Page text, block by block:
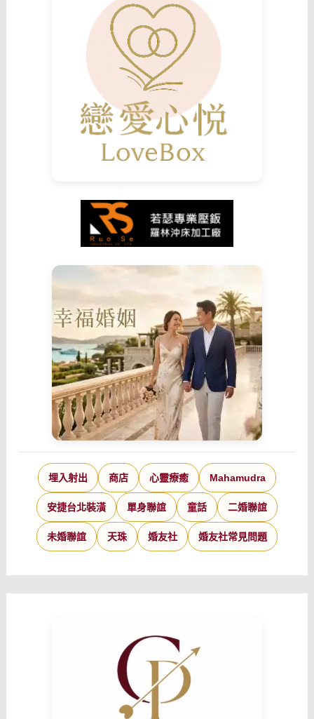
埋入射出 商店 心靈療癒 Mahamudra
安捷台北裝潢 單身聯誼 童話 二婚聯誼
未婚聯誼 天珠 婚友社 婚友社常見問題